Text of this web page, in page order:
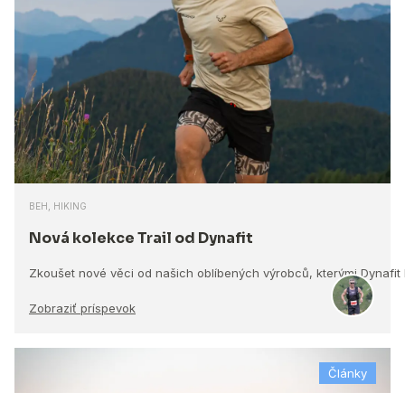
BEH, HIKING
Nová kolekce Trail od Dynafit
Zkoušet nové věci od našich oblíbených výrobců, kterými
Zobraziť príspevok
Články